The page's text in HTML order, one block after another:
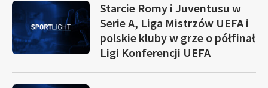
Starcie Romy i Juventusu w
Serie A, Liga Mistrzów UEFA i
polskie kluby w grze o półfinał
Ligi Konferencji UEFA